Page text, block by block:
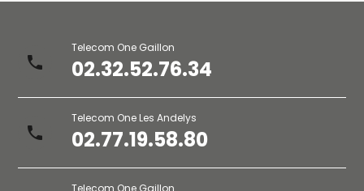
phone
Telecom One Gaillon
02.32.52.76.34
phone
Telecom One Les Andelys
02.77.19.58.80
Telecom One Gaillon